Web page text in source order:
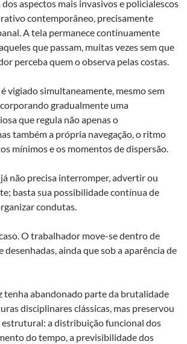
dos aspectos mais invasivos e policialescos
contemporâneo, precisamente
A tela permanece continuamente
que passam, muitas vezes sem que
perceba quem o observa pelas costas.
vigiado simultaneamente, mesmo sem
gradualmente uma
que regula não apenas o
também a própria navegação, o ritmo
mínimos e os momentos de dispersão.
não precisa interromper, advertir ou
basta sua possibilidade contínua de
condutas.
O trabalhador move-se dentro de
ainda que sob a aparência de
tenha abandonado parte da brutalidade
disciplinares clássicas, mas preservou
estrutural: a distribuição funcional dos
do tempo, a previsibilidade dos